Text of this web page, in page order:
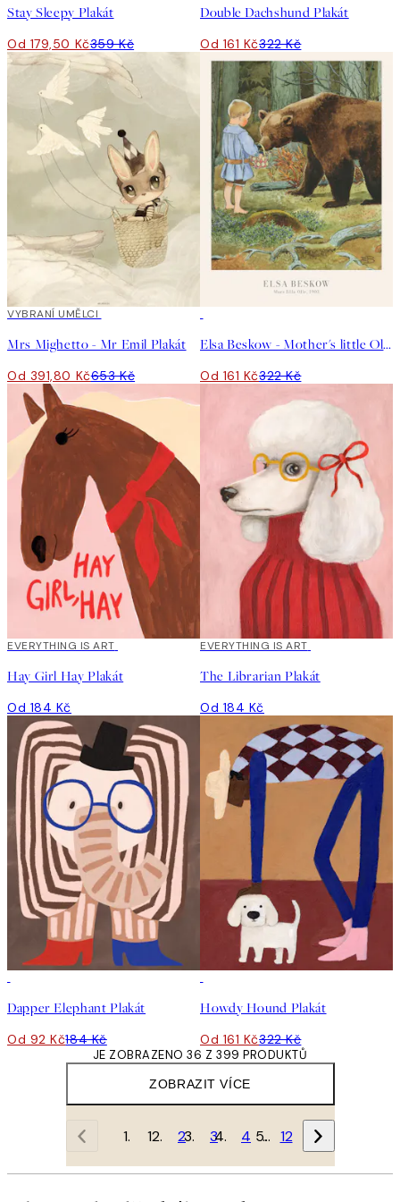
Stay Sleepy Plakát
Od 179,50 Kč359 Kč
Double Dachshund Plakát
Od 161 Kč322 Kč
40%*
VYBRANÍ UMĚLCI
Mrs Mighetto - Mr Emil Plakát
Od 391,80 Kč653 Kč
Elsa Beskow - Mother's little Olle Plakát
Od 161 Kč322 Kč
EVERYTHING IS ART
Hay Girl Hay Plakát
Od 184 Kč
EVERYTHING IS ART
The Librarian Plakát
Od 184 Kč
Dapper Elephant Plakát
Od 92 Kč184 Kč
Howdy Hound Plakát
Od 161 Kč322 Kč
ZOBRAZIT VÍCE
JE ZOBRAZENO 36 Z 399 PRODUKTŮ
1 2 3 4 … 12